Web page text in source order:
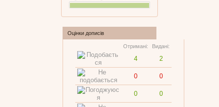
Оцінки дописів
Отримані: Видані:
4 2
0 0
0 0